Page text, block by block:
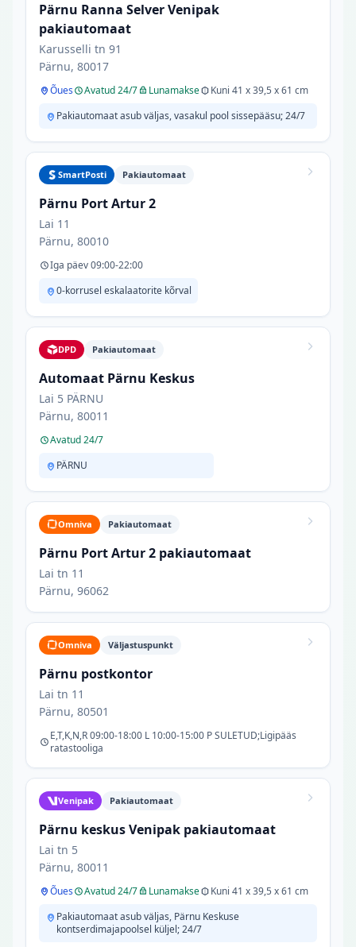
Pärnu Ranna Selver Venipak
pakiautomaat
Karusselli tn 91
Pärnu, 80017
Õues Avatud 24/7 Lunamakse
Kuni 41 x 39,5 x 61 cm
Pakiautomaat asub väljas, vasakul pool sissepääsu; 24/7
SmartPosti Pakiautomaat
Pärnu Port Artur 2
Lai 11
Pärnu, 80010
Iga päev 09:00-22:00
0-korrusel eskalaatorite kõrval
DPD Pakiautomaat
Automaat Pärnu Keskus
Lai 5 PÄRNU
Pärnu, 80011
Avatud 24/7
PÄRNU
Omniva Pakiautomaat
Pärnu Port Artur 2 pakiautomaat
Lai tn 11
Pärnu, 96062
Omniva Väljastuspunkt
Pärnu postkontor
Lai tn 11
Pärnu, 80501
E,T,K,N,R 09:00-18:00 L 10:00-15:00 P SULETUD;Ligipääs
ratastooliga
Venipak Pakiautomaat
Pärnu keskus Venipak pakiautomaat
Lai tn 5
Pärnu, 80011
Õues Avatud 24/7 Lunamakse
Kuni 41 x 39,5 x 61 cm
Pakiautomaat asub väljas, Pärnu Keskuse
kontserdimajapoolsel küljel; 24/7